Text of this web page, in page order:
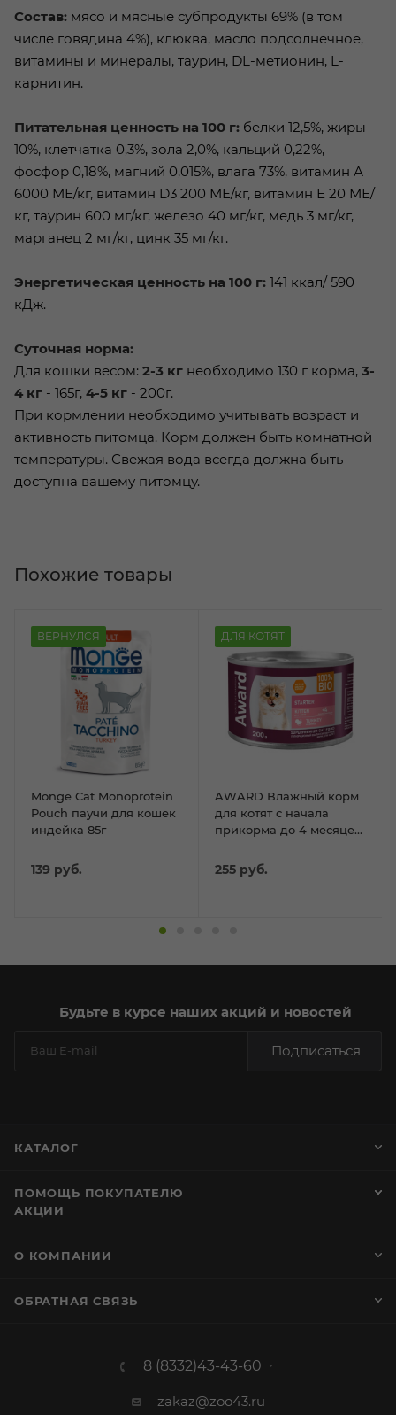
Состав: мясо и мясные субпродукты 69% (в том
числе говядина 4%), клюква, масло подсолнечное,
витамины и минералы, таурин, DL-метионин, L-
карнитин.
Питательная ценность на 100 г: белки 12,5%, жиры
10%, клетчатка 0,3%, зола 2,0%, кальций 0,22%,
фосфор 0,18%, магний 0,015%, влага 73%, витамин А
6000 МЕ/кг, витамин D3 200 МЕ/кг, витамин Е 20 МЕ/
кг, таурин 600 мг/кг, железо 40 мг/кг, медь 3 мг/кг,
марганец 2 мг/кг, цинк 35 мг/кг.
Энергетическая ценность на 100 г: 141 ккал/ 590
кДж.
Суточная норма:
Для кошки весом: 2-3 кг необходимо 130 г корма, 3-
4 кг - 165г, 4-5 кг - 200г.
При кормлении необходимо учитывать возраст и
активность питомца. Корм должен быть комнатной
температуры. Свежая вода всегда должна быть
доступна вашему питомцу.
ВЕРНУЛСЯ
Monge Cat Monoprotein
Pouch паучи для кошек
индейка 85г
139 руб.
ДЛЯ КОТЯТ
AWARD Влажный корм
для котят с начала
прикорма до 4 месяцев,
паштет Индейка 200гр
255 руб.
Похожие товары
Будьте в курсе наших акций и новостей
Подписаться
КАТАЛОГ
ПОМОЩЬ ПОКУПАТЕЛЮ
АКЦИИ
О КОМПАНИИ
ОБРАТНАЯ СВЯЗЬ
8 (8332)43-43-60
zakaz@zoo43.ru